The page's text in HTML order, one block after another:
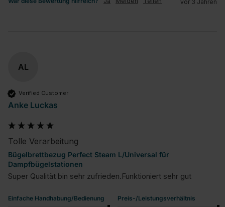
vor 3 Jahren
AL
Verified Customer
Anke Luckas
Tolle Verarbeitung
Bügelbrettbezug Perfect Steam L/Universal für
Dampfbügelstationen
Super Qualität bin sehr zufrieden.Funktioniert sehr gut
Einfache Handhabung/Bedienung Preis-/Leistungsverhältnis